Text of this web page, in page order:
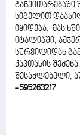
სიგელით
იყიდება, მას
იტალიაში,
სურვილიდან
ქავთასის
შესაძლებელი,
- 595263217